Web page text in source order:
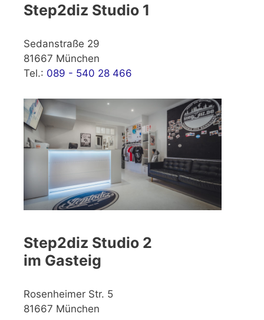
Step2diz Studio 1
Sedanstraße 29
81667 München
Tel.: 089 - 540 28 466
Step2diz Studio 2
im Gasteig
Rosenheimer Str. 5
81667 München